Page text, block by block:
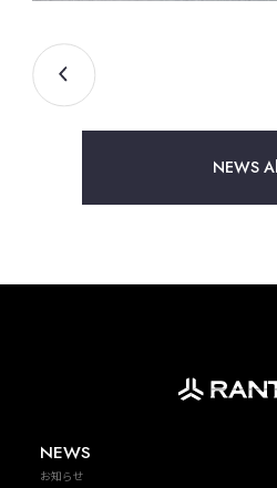
NEWS
NEWS
お知らせ